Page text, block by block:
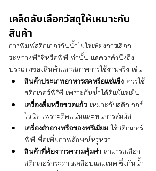
เคล็ดลับเลือกวัสดุให้เหมาะกับ
สินค้า
การพิมพ์สติกเกอร์กันน้ำไม่ใช่เพียงการเลือก
ระหว่างพีวีซีหรือพีพีเท่านั้น แต่ควรคำนึงถึง
ประเภทของสินค้าและสภาพการใช้งานจริง เช่น
สินค้าประเภทอาหารสดหรือแช่แข็ง ควรใช้
สติกเกอร์พีวีซี เพราะกันน้ำได้ดีแม้แช่เย็น
เครื่องดื่มหรือขวดแก้ว เหมาะกับสติกเกอร์
ไวนิล เพราะติดแน่นและทนการสัมผัส
เครื่องสำอางหรือของพรีเมียม ใช้สติกเกอร์
พีพีเพื่อเพิ่มภาพลักษณ์หรูหรา
สินค้าที่ต้องการความคุ้มค่า สามารถเลือก
สติกเกอร์กระดาษเคลือบแลมเนต ซึ่งกันน้ำ